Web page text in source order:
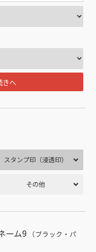
きへ
スタンプ印（浸透印）
その他
ーム9
（ブラック・パ